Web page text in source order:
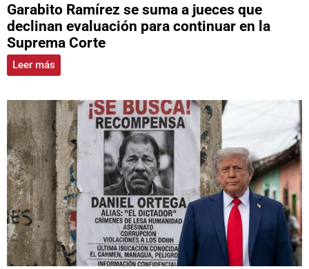
Garabito Ramírez se suma a jueces que
declinan evaluación para continuar en la
Suprema Corte
Leer más